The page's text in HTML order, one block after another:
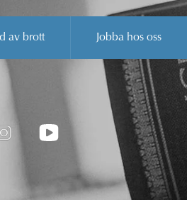
av brott Jobba hos oss